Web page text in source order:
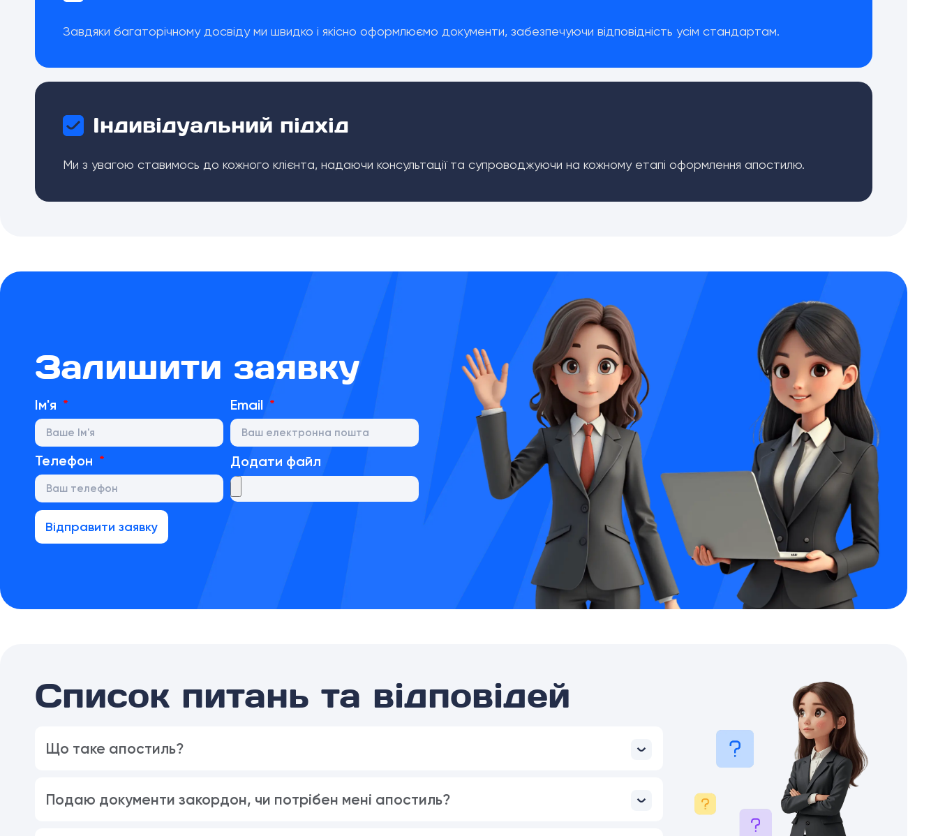
Завдяки багаторічному досвіду ми швидко і якісно оформлюємо документи, забезпечуючи відповідність усім стандартам.
Індивідуальний підхід
Ми з увагою ставимось до кожного клієнта, надаючи консультації та супроводжуючи на кожному етапі оформлення апостилю.
Залишити заявку
Ім'я Email
Телефон Додати файл
Відправити заявку
Список питань та відповідей
Що таке апостиль?
Подаю документи закордон, чи потрібен мені апостиль?